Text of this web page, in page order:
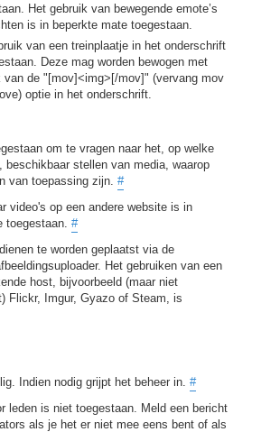
Het gebruik van bewegende emote’s
is in beperkte mate toegestaan.
van een treinplaatje in het onderschrift
Deze mag worden bewogen met
van de "[mov]<img>[/mov]" (vervang mov
optie in het onderschrift.
om te vragen naar het, op welke
beschikbaar stellen van media, waarop
van toepassing zijn. #
video's op een andere website is in
toegestaan. #
te worden geplaatst via de
Het gebruiken van een
host, bijvoorbeeld (maar niet
Flickr, Imgur, Gyazo of Steam, is
Indien nodig grijpt het beheer in. #
leden is niet toegestaan. Meld een bericht
als je het er niet mee eens bent of als